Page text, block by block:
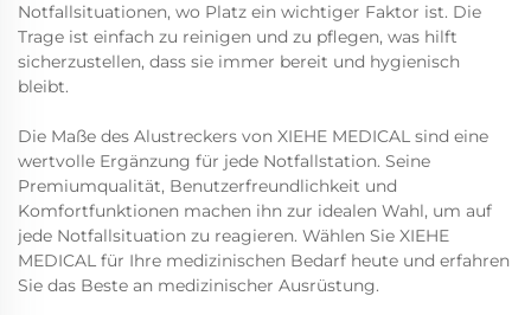
Notfallsituationen, wo Platz ein wichtiger Faktor ist. Die
Trage ist einfach zu reinigen und zu pflegen, was hilft
sicherzustellen, dass sie immer bereit und hygienisch
bleibt.
Die Maße des Alustreckers von XIEHE MEDICAL sind eine
wertvolle Ergänzung für jede Notfallstation. Seine
Premiumqualität, Benutzerfreundlichkeit und
Komfortfunktionen machen ihn zur idealen Wahl, um auf
jede Notfallsituation zu reagieren. Wählen Sie XIEHE
MEDICAL für Ihre medizinischen Bedarf heute und erfahren
Sie das Beste an medizinischer Ausrüstung.